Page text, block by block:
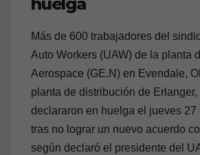
Más de 600 trabajadores del
Auto Workers (UAW) de la planta
Aerospace (GE.N) en Evendale,
planta de distribución de Erlanger,
declararon en huelga el jueves 27
tras no lograr un nuevo acuerdo
según declaró el presidente del